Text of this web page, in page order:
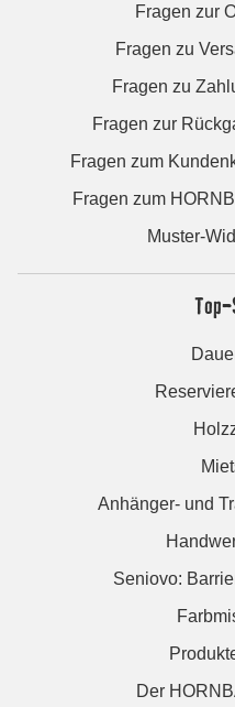
Fragen zur
Fragen zu
Fragen zu
Fragen zur
Fragen zum
Fragen zum
Muster-
Anhänger- und
Seniovo:
Der